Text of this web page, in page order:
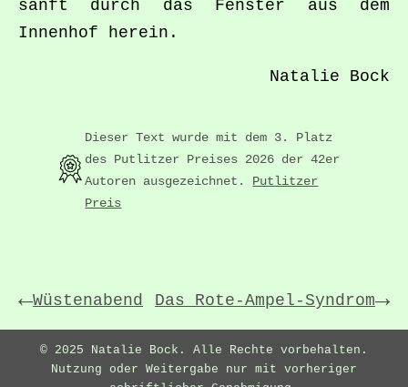
sanft durch das Fenster aus dem
Innenhof herein.
Natalie Bock
Dieser Text wurde mit dem 3. Platz
des Putlitzer Preises 2026 der 42er
Autoren ausgezeichnet. Putlitzer
Preis
←Wüstenabend Das Rote-Ampel-Syndrom→
© 2025 Natalie Bock. Alle Rechte vorbehalten.
Nutzung oder Weitergabe nur mit vorheriger